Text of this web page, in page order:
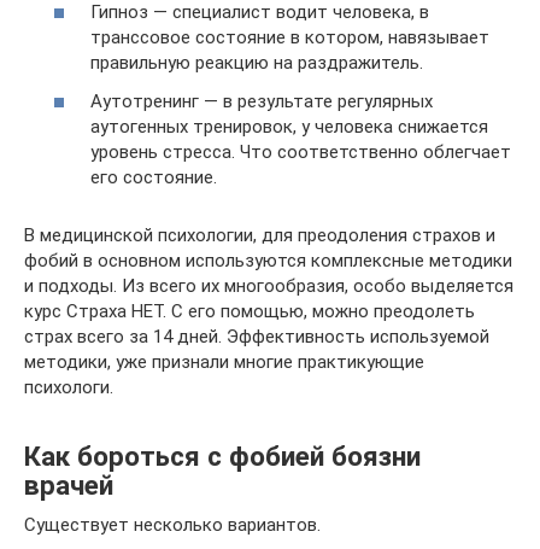
Гипноз — специалист водит человека, в
транссовое состояние в котором, навязывает
правильную реакцию на раздражитель.
Аутотренинг — в результате регулярных
аутогенных тренировок, у человека снижается
уровень стресса. Что соответственно облегчает
его состояние.
В медицинской психологии, для преодоления страхов и
фобий в основном используются комплексные методики
и подходы. Из всего их многообразия, особо выделяется
курс Страха НЕТ. С его помощью, можно преодолеть
страх всего за 14 дней. Эффективность используемой
методики, уже признали многие практикующие
психологи.
Как бороться с фобией боязни
врачей
Существует несколько вариантов.